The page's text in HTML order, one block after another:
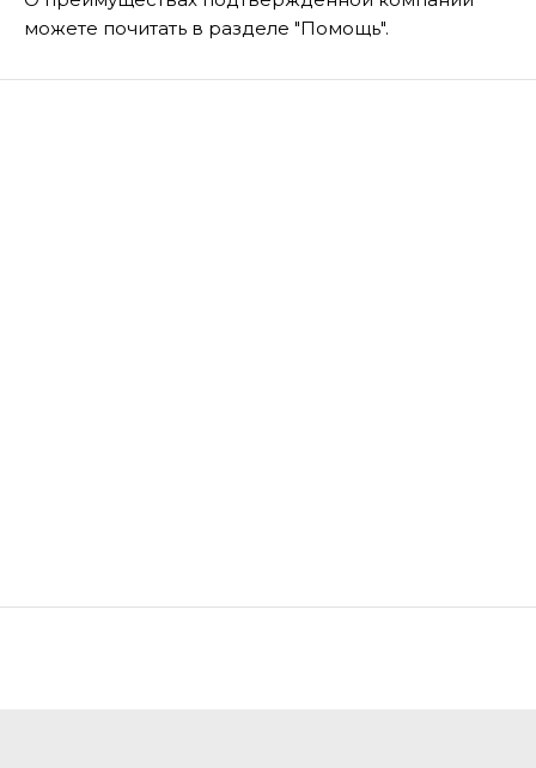
можете почитать в разделе "Помощь".